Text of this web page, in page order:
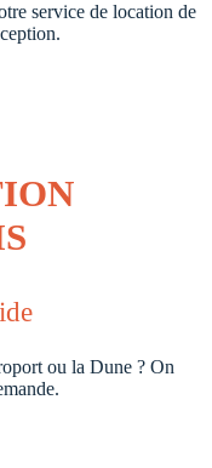
service de location de
ou la Dune ? On